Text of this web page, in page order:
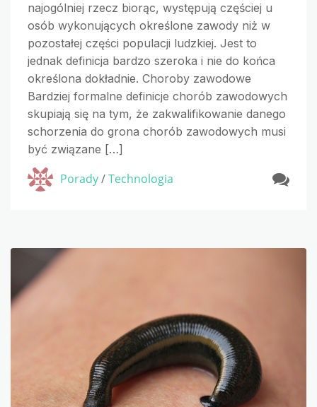
najogólniej rzecz biorąc, występują częściej u
osób wykonujących określone zawody niż w
pozostałej części populacji ludzkiej. Jest to
jednak definicja bardzo szeroka i nie do końca
określona dokładnie. Choroby zawodowe
Bardziej formalne definicje chorób zawodowych
skupiają się na tym, że zakwalifikowanie danego
schorzenia do grona chorób zawodowych musi
być związane […]
Porady/Technologia